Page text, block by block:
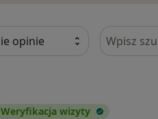
Szukaj w
Weryfikacja wizyty